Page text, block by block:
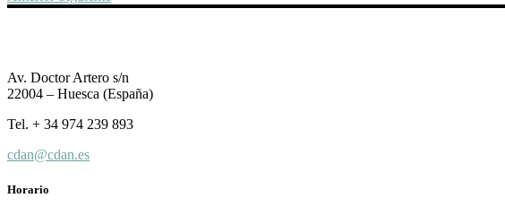
Av. Doctor Artero s/n
22004 – Huesca (España)
Tel. + 34 974 239 893
cdan@cdan.es
Horario